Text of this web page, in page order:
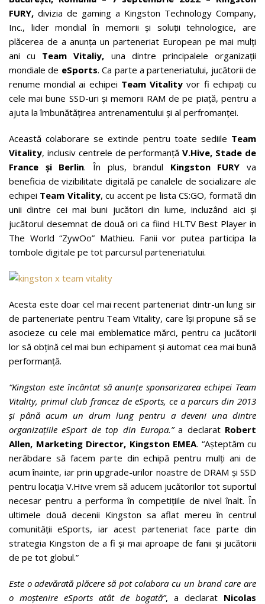
FURY, divizia de gaming a Kingston Technology Company,
Inc., lider mondial în memorii și soluții tehnologice, are
plăcerea de a anunţa un parteneriat European pe mai mulți
ani cu Team Vitaliy, una dintre principalele organizații
mondiale de eSports. Ca parte a parteneriatului, jucătorii de
renume mondial ai echipei Team Vitality vor fi echipaţi cu
cele mai bune SSD-uri și memorii RAM de pe piață, pentru a
ajuta la îmbunătăţirea antrenamentului şi al perfromanţei.
Această colaborare se extinde pentru toate sediile Team
Vitality, inclusiv centrele de performanțăV.Hive, Stade de
France și Berlin. În plus, brandul Kingston FURY va
beneficia de vizibilitate digitală pe canalele de socializare ale
echipei Team Vitality, cu accent pe lista CS:GO, formată din
unii dintre cei mai buni jucători din lume, incluzând aici şi
jucătorul desemnat de două ori ca fiind HLTV Best Player in
The World “ZywOo” Mathieu. Fanii vor putea participa la
tombole digitale pe tot parcursul parteneriatului.
Acesta este doar cel mai recent parteneriat dintr-un lung sir
de parteneriate pentru Team Vitality, care își propune să se
asocieze cu cele mai emblematice mărci, pentru ca jucătorii
lor să obțină cel mai bun echipament și automat cea mai bună
performanță.
“Kingston este încântat să anunţe sponsorizarea echipei Team
Vitality, primul club francez de eSports, ce a parcurs din 2013
şi până acum un drum lung pentru a deveni una dintre
organizațiile eSport de top din Europa.”a declarat Robert
Allen, Marketing Director, Kingston EMEA. “Așteptăm cu
nerăbdare să facem parte din echipă pentru mulți ani de
acum înainte, iar prin upgrade-urilor noastre de DRAM şi SSD
pentru locaţia V.Hive vrem să aducem jucătorilor tot suportul
necesar pentru a performa în competiţiile de nivel înalt. În
ultimele două decenii Kingston sa aflat mereu în centrul
comunităţii eSports, iar acest parteneriat face parte din
strategia Kingston de a fi şi mai aproape de fanii și jucătorii
de pe tot globul.”
Este o adevărată plăcere să pot colabora cu un brand care are
o moștenire eSports atât de bogată”, a declarat Nicolas